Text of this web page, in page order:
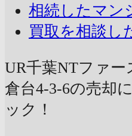
相続したマン
買取を相談し
UR千葉NTファ
倉台4-3-6の売却に
ック！